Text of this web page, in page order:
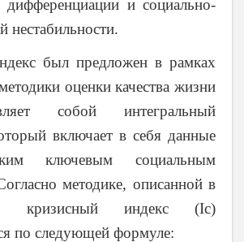
дифференциации и социально-
нестабильности.
был предложен в рамках
оценки качества жизни
собой интегральный
включает в себя данные
ключевым социальным
методике, описанной в
кризисный индекс (Ic)
по следующей формуле: